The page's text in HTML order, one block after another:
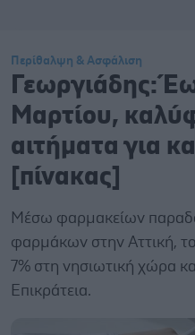
Περίθαλψη & Ασφάλιση
Γεωργιάδης:
Μαρτίου,
αιτήματα για
[πίνακας]
Μέσω φαρμακείων
φαρμάκων στην Αττική,
7% στη νησιωτική χώρα
Επικράτεια.